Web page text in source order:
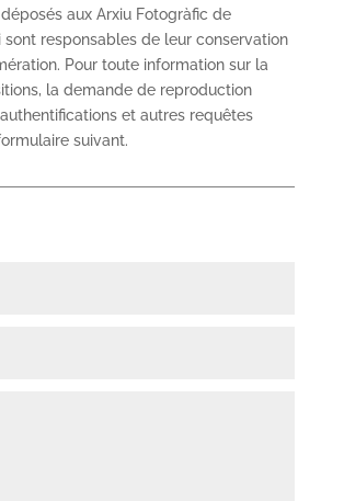
déposés aux Arxiu Fotogràfic de
sont responsables de leur conservation
Pour toute information sur la
la demande de reproduction
authentifications et autres requêtes
suivant.